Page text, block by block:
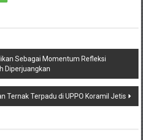
Sebagai Momentum Refleksi
Diperjuangkan
Ternak Terpadu di UPPO Koramil Jetis